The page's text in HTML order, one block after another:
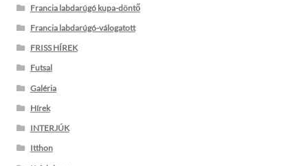
Francia labdarúgó kupa-döntő
Francia labdarúgó-válogatott
FRISS HÍREK
Futsal
Galéria
Hírek
INTERJÚK
Itthon